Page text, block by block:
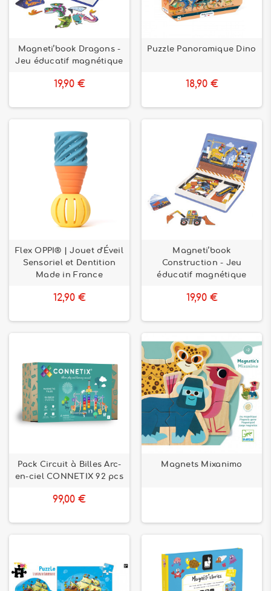
Magneti’book Dragons -
Jeu éducatif magnétique
19,90 €
Puzzle Panoramique Dino
18,90 €
Flex OPPI® | Jouet d'Éveil
Sensoriel et Dentition
Made in France
12,90 €
Magneti’book
Construction - Jeu
éducatif magnétique
19,90 €
Pack Circuit à Billes Arc-
en-ciel CONNETIX 92 pcs
99,00 €
Magnets Mixanimo